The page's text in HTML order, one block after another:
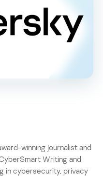
winning journalist and
Writing and
in cybersecurity, privacy